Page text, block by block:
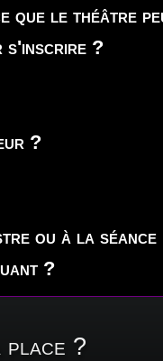
que le théâtre
s'inscrire ?
?
ou à la séance
?
place ?